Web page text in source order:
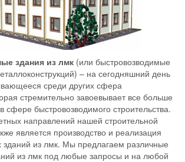
здания из лмк (или быстровозводимые
– на сегодняшний день
среди других сфера
стремительно завоевывает все больше
сфере быстровозводимого строительства.
направлений нашей строительной
является производство и реализация
зданий из лмк. Мы предлагаем различные
из лмк под любые запросы и на любой